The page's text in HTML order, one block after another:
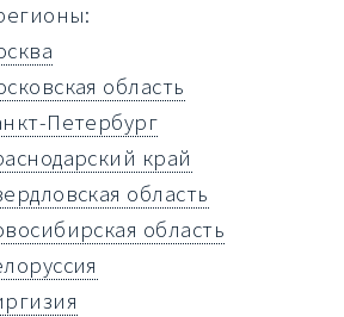
область
Петербург
край
область
область